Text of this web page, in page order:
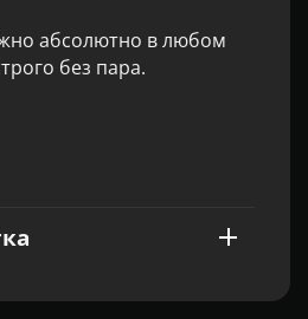
абсолютно в любом
без пара.